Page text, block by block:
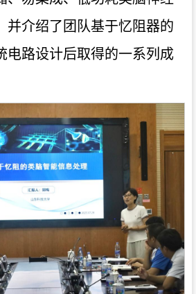
并介绍了团队基于忆阻器的
电路设计后取得的一系列成